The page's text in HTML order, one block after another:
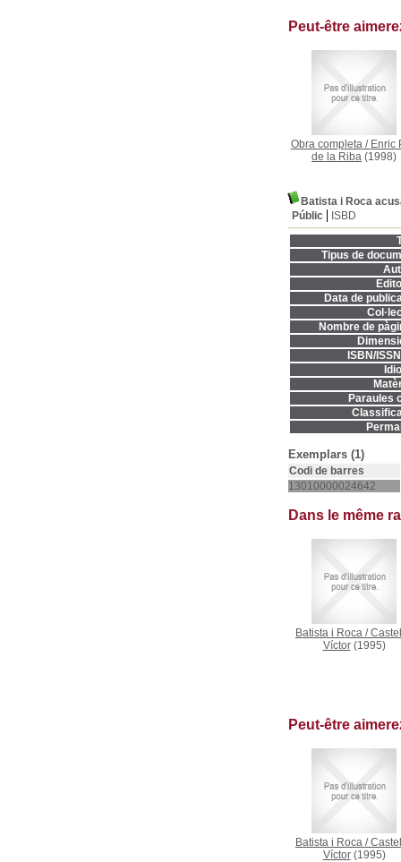
Peut-être
Obra completa/ Enric
de la Riba (1998)
Batista i Roca
Públic
ISBD
Tipus de
Data de
Nombre de
ISBN/
Paraules
Exemplars (1)
Codi de barres
13010000024642
Dans le même
Batista i Roca /
Víctor(1995)
Peut-être
Batista i Roca /
Víctor(1995)